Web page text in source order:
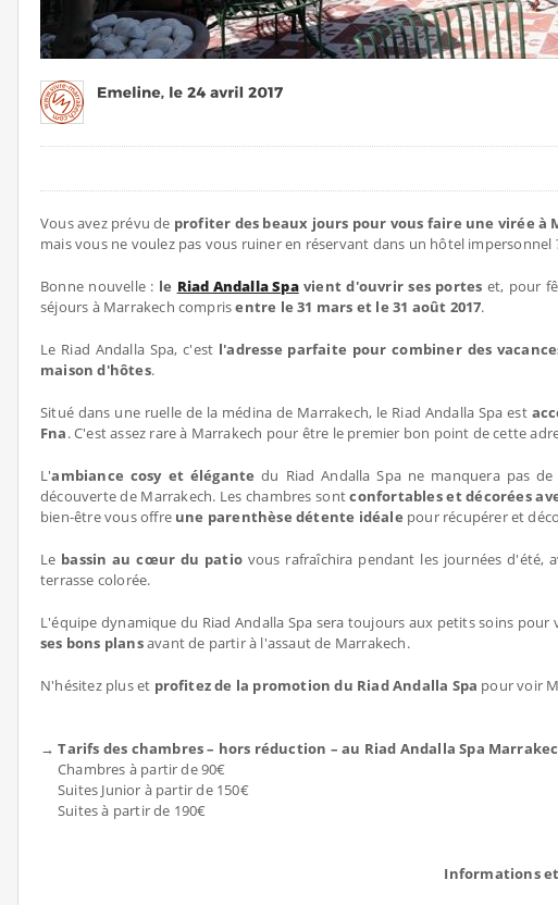
Vous avez prévu de profiter des beaux jours pour vous faire une virée à
mais vous ne voulez pas vous ruiner en réservant dans un hôtel impersonnel
Bonne nouvelle : le Riad Andalla Spavient d'ouvrir ses portes et, pour
séjours à Marrakech comprisentre le 31 mars et le 31 août 2017.
Le Riad Andalla Spa, c'est l'adresse parfaite pour combiner des
maison d'hôtes.
Situé dans une ruelle de la médina de Marrakech, le Riad Andalla Spa est
Fna. C'est assez rare à Marrakech pour être le premier bon point de cette
L'ambiance cosy et élégante du Riad Andalla Spa ne manquera pas
découverte de Marrakech. Les chambres sontconfortables et décorées
bien-être vous offre une parenthèse détente idéale pour récupérer et
Le bassin au cœur du patio vous rafraîchira pendant les journées d'été,
terrasse colorée.
L'équipe dynamique du Riad Andalla Spa sera toujours aux petits soins
ses bons plansavant de partir à l'assaut de Marrakech.
N'hésitez plus et profitez de la promotion du Riad Andalla Spa pour voir
→ Tarifs des chambres – hors réduction – au Riad Andalla Spa
Chambres à partir de 90€
Suites Junior à partir de 150€
Suites à partir de 190€
Informations